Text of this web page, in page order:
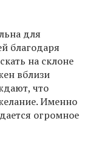
для
благодаря
на склоне
вблизи
что
Именно
огромное